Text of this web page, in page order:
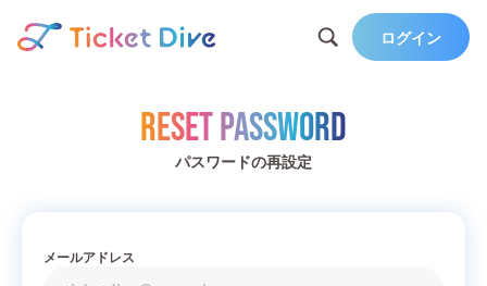
ログイン
Reset Password
パスワードの再設定
メールアドレス